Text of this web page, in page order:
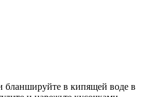
бланшируйте в кипящей воде в